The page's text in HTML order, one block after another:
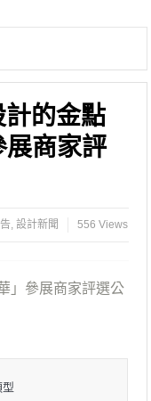
計的金點
展商家評
,設計新聞 556 Views
」參展商家評選公
型